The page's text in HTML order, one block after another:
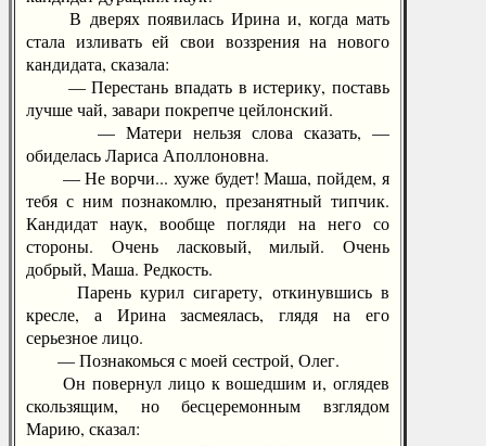
В дверях появилась Ирина и, когда мать
стала изливать ей свои воззрения на нового
кандидата, сказала:
— Перестань впадать в истерику, поставь
лучше чай, завари покрепче цейлонский.
— Матери нельзя слова сказать, —
обиделась Лариса Аполлоновна.
— Не ворчи... хуже будет! Маша, пойдем, я
тебя с ним познакомлю, презанятный типчик.
Кандидат наук, вообще погляди на него со
стороны. Очень ласковый, милый. Очень
добрый, Маша. Редкость.
Парень курил сигарету, откинувшись в
кресле, а Ирина засмеялась, глядя на его
серьезное лицо.
— Познакомься с моей сестрой, Олег.
Он повернул лицо к вошедшим и, оглядев
скользящим, но бесцеремонным взглядом
Марию, сказал: